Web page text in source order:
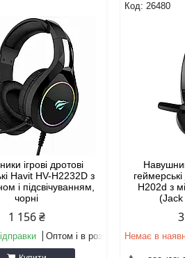
ігрові дротові
Havit HV-H2232D з
і підсвічуванням,
чорні
1 156 ₴
Оптом і в роздріб
26480
H202d з
Немає в